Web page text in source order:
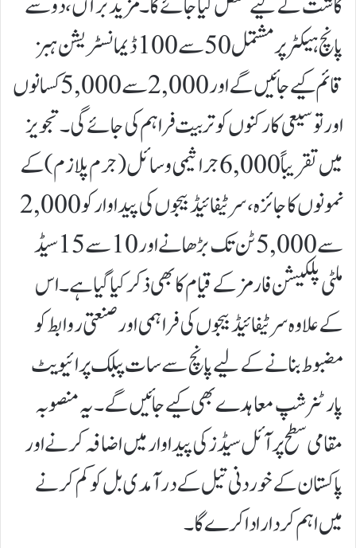
پانچ ہیکٹر پر مشتمل 50 سے 100 ڈیمانسٹریشن ہبز
قائم کیے جائیں گے اور 2,000 سے 5,000 کسانوں
اور توسیعی کارکنوں کو تربیت فراہم کی جائے گی۔تجویز
میں تقریباً 6,000 جراثیمی وسائل (جرم پلازم) کے
نمونوں کا جائزہ، سرٹیفائیڈ بیجوں کی پیداوار کو 2,000
سے 5,000 ٹن تک بڑھانے اور 10 سے 15 سیڈ
ملٹی پلکیشن فارمز کے قیام کا بھی ذکر کیا گیا ہے۔ اس
کے علاوہ سرٹیفائیڈ بیجوں کی فراہمی اور صنعتی روابط کو
مضبوط بنانے کے لیے پانچ سے سات پبلک پرائیویٹ
پارٹنرشپ معاہدے بھی کیے جائیں گے۔یہ منصوبہ
مقامی سطح پر آئل سیڈز کی پیداوار میں اضافہ کرنے اور
پاکستان کے خوردنی تیل کے درآمدی بل کو کم کرنے
میں اہم کردار ادا کرے گا۔